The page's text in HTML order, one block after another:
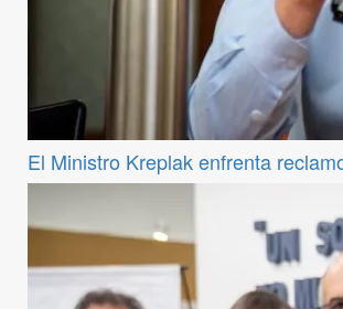
El Ministro Kreplak enfrenta